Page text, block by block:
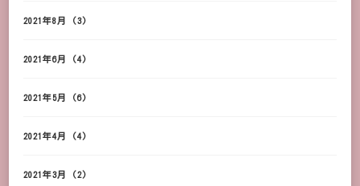
2021年8月 (3)
2021年6月 (4)
2021年5月 (6)
2021年4月 (4)
2021年3月 (2)